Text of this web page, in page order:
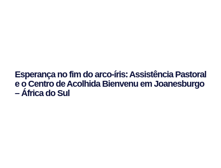
Esperança no fim do arco-íris: Assistência Pastoral
e o Centro de Acolhida Bienvenu em Joanesburgo
– África do Sul